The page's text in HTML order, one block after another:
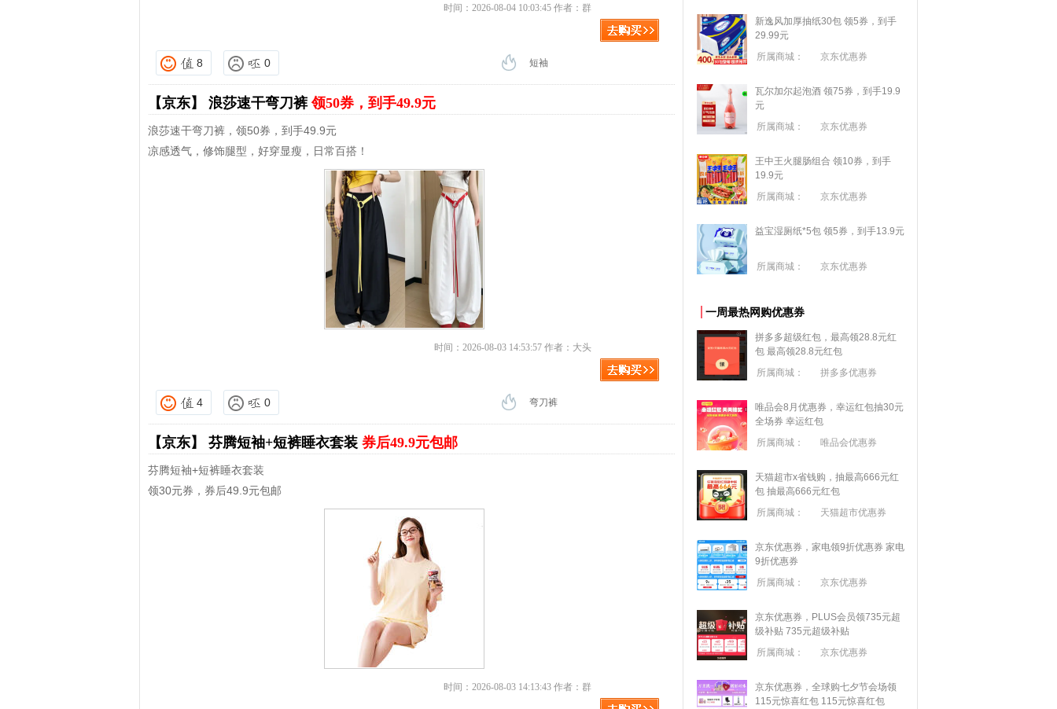
时间：2026-08-04 10:03:45 作者：群
8 0 短袖
【京东】 浪莎速干弯刀裤领50券，到手49.9元
浪莎速干弯刀裤，领50券，到手49.9元
凉感透气，修饰腿型，好穿显瘦，日常百搭！
时间：2026-08-03 14:53:57 作者：大头
4 0 弯刀裤
【京东】 芬腾短袖+短裤睡衣套装 券后49.9元包邮
芬腾短袖+短裤睡衣套装
领30元券，券后49.9元包邮
时间：2026-08-03 14:13:43 作者：群
新逸风加厚抽纸30包 领5券，到手
29.99元
所属商城：
京东优惠券
瓦尔加尔起泡酒 领75券，到手19.9
元
所属商城：
京东优惠券
王中王火腿肠组合 领10券，到手
19.9元
所属商城：
京东优惠券
益宝湿厕纸*5包 领5券，到手13.9元
所属商城： 京东优惠券
一周最热网购优惠券
拼多多超级红包，最高领28.8元红
包 最高领28.8元红包
所属商城：
拼多多优惠券
唯品会8月优惠券，幸运红包抽30元
全场券 幸运红包
所属商城：
唯品会优惠券
天猫超市x省钱购，抽最高666元红
包 抽最高666元红包
所属商城：
天猫超市优惠券
京东优惠券，家电领9折优惠券 家电
9折优惠券
所属商城：
京东优惠券
京东优惠券，PLUS会员领735元超
级补贴 735元超级补贴
所属商城：
京东优惠券
京东优惠券，全球购七夕节会场领
115元惊喜红包 115元惊喜红包